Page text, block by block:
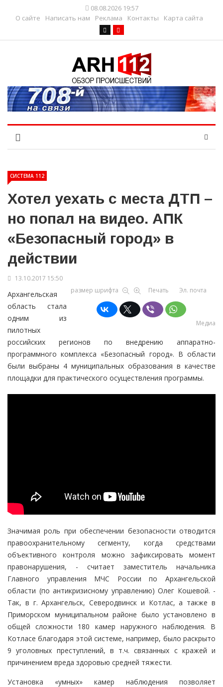
08.08.2026 19:57
О сайте
Написать нам Реклама Контакты Карта сайта
СИСТЕМА 112
Хотел уехать с места ДТП –
но попал на видео. АПК
«Безопасный город» в
действии
13.10.2017 15:50
размер шрифта
Печать Эл. почта
Медиа
Архангельская
область стала
одним из
пилотных
российских регионов по внедрению аппаратно-
программного комплекса «Безопасный город». В области
были выбраны 4 муниципальных образования в качестве
площадки для практического осуществления программы.
Значимая роль при обеспечении безопасности отводится
правоохранительному сегменту, когда средствами
объективного контроля можно зафиксировать момент
правонарушения, - считает заместитель начальника
Главного управления МЧС России по Архангельской
области (по антикризисному управлению) Олег Кошевой. -
Так, в г. Архангельск, Северодвинск и Котлас, а также в
Приморском муниципальном районе было установлено в
общей сложности 180 камер наружного наблюдения. В
Котласе благодаря этой системе, например, было раскрыто
9 уголовных преступлений, в т.ч. связанных с кражей и
причинением вреда здоровью средней тяжести.
Установка «умных» камер наблюдения позволяет